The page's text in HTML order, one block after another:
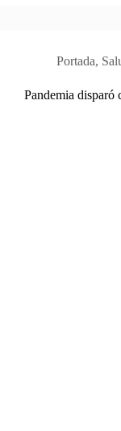
Portada,
Pandemia disparó